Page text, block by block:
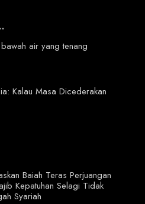
air yang tenang
Kalau Masa Dicederakan
Baiah Teras Perjuangan
Kepatuhan Selagi Tidak
Syariah